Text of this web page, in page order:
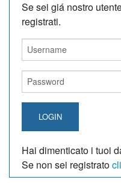
Se sei giá nostro
registrati.
LOGIN
Hai dimenticato i tuoi
Se non sei registrato